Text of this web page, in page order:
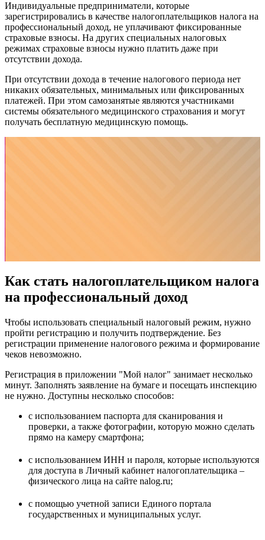
Индивидуальные предприниматели, которые
зарегистрировались в качестве налогоплательщиков налога на
профессиональный доход, не уплачивают фиксированные
страховые взносы. На других специальных налоговых
режимах страховые взносы нужно платить даже при
отсутствии дохода.
При отсутствии дохода в течение налогового периода нет
никаких обязательных, минимальных или фиксированных
платежей. При этом самозанятые являются участниками
системы обязательного медицинского страхования и могут
получать бесплатную медицинскую помощь.
Как стать налогоплательщиком налога
на профессиональный доход
Чтобы использовать специальный налоговый режим, нужно
пройти регистрацию и получить подтверждение. Без
регистрации применение налогового режима и формирование
чеков невозможно.
Регистрация в приложении "Мой налог" занимает несколько
минут. Заполнять заявление на бумаге и посещать инспекцию
не нужно. Доступны несколько способов:
с использованием паспорта для сканирования и
проверки, а также фотографии, которую можно сделать
прямо на камеру смартфона;
c использованием ИНН и пароля, которые используются
для доступа в Личный кабинет налогоплательщика –
физического лица на сайте nalog.ru;
с помощью учетной записи Единого портала
государственных и муниципальных услуг.